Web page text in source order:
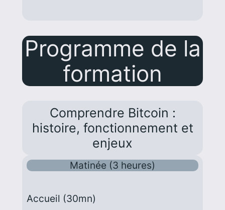
Programme de la
formation
Comprendre Bitcoin :
histoire, fonctionnement et
enjeux
Matinée (3 heures)
Accueil (30mn)